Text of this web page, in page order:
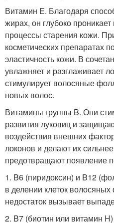
Витамин E. Благодаря
жирах, он глубоко
процессы старения кожи.
косметических препаратах
эластичность кожи. В
увлажняет и разглаживает
стимулирует волосяные
новых волос.
Витамины группы B. Они
развития луковиц и
воздействия внешних
локонов и делают их
предотвращают появление
1. B6 (пиридоксин) и B12
в делении клеток
недостаток вызывает
2. B7 (биотин или витамин